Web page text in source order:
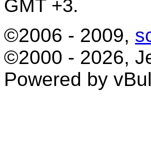
GMT +3.
©2006 - 2009,
©2000 - 2026,
Powered by